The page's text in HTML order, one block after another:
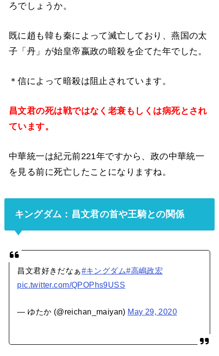
ろでしょうか。
既に趙も韓も秦によって滅亡しており、燕国の太
子「丹」が始皇帝嬴政の暗殺を企てた年でした。
＊信によって暗殺は阻止されています。
昌文君の死は戦ではなく老衰もしくは病死とされ
ています。
中華統一は紀元前221年ですから、政の中華統一
を見る前に死亡したことになりますね。
キングダム：昌文君の首や王騎との関係
昌文君好きだなぁ#キングダム#高嶋政宏
pic.twitter.com/QPOPhs9USS
— ゆたか (@reichan_maiyan) May 29, 2020